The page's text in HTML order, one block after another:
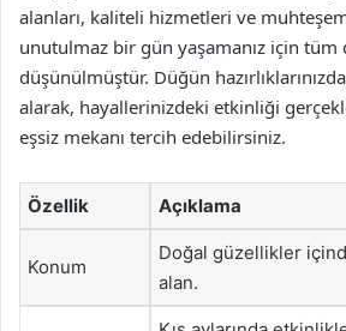
alanları, kaliteli hizmetleri ve
unutulmaz bir gün yaşamanız için tüm
düşünülmüştür. Düğün
alarak, hayallerinizdeki etkinliği
eşsiz mekanı tercih edebilirsiniz.
Özellik Açıklama
Konum
Doğal güzellikler
alan.